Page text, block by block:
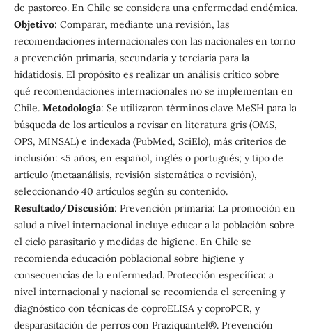
de pastoreo. En Chile se considera una enfermedad endémica.
Objetivo: Comparar, mediante una revisión, las
recomendaciones internacionales con las nacionales en torno
a prevención primaria, secundaria y terciaria para la
hidatidosis. El propósito es realizar un análisis crítico sobre
qué recomendaciones internacionales no se implementan en
Chile. Metodología: Se utilizaron términos clave MeSH para la
búsqueda de los artículos a revisar en literatura gris (OMS,
OPS, MINSAL) e indexada (PubMed, SciElo), más criterios de
inclusión: <5 años, en español, inglés o portugués; y tipo de
artículo (metaanálisis, revisión sistemática o revisión),
seleccionando 40 artículos según su contenido.
Resultado/Discusión: Prevención primaria: La promoción en
salud a nivel internacional incluye educar a la población sobre
el ciclo parasitario y medidas de higiene. En Chile se
recomienda educación poblacional sobre higiene y
consecuencias de la enfermedad. Protección específica: a
nivel internacional y nacional se recomienda el screening y
diagnóstico con técnicas de coproELISA y coproPCR, y
desparasitación de perros con Praziquantel®. Prevención